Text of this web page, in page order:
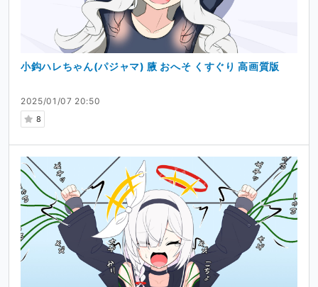
2025/01/07 20:50
8
小鈎ハレちゃん(パジャマ) 腋 おへそ くすぐり 高画質版